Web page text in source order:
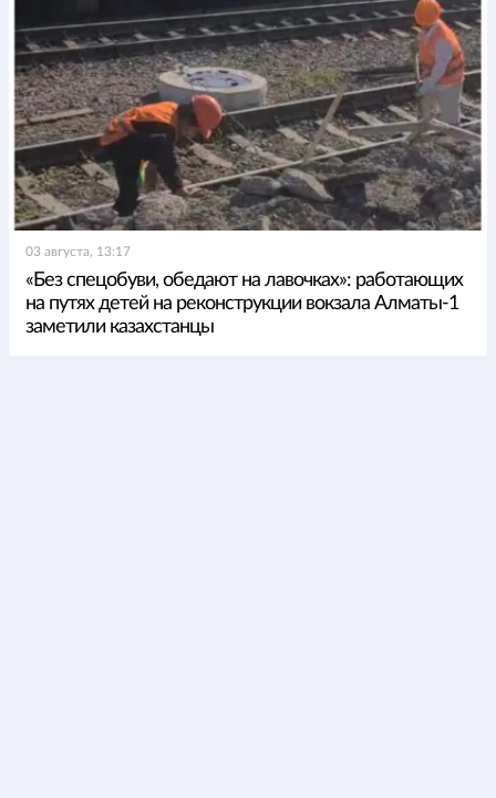
03 августа, 13:17
«Без спецобуви, обедают на лавочках»: работающих
на путях детей на реконструкции вокзала Алматы-1
заметили казахстанцы